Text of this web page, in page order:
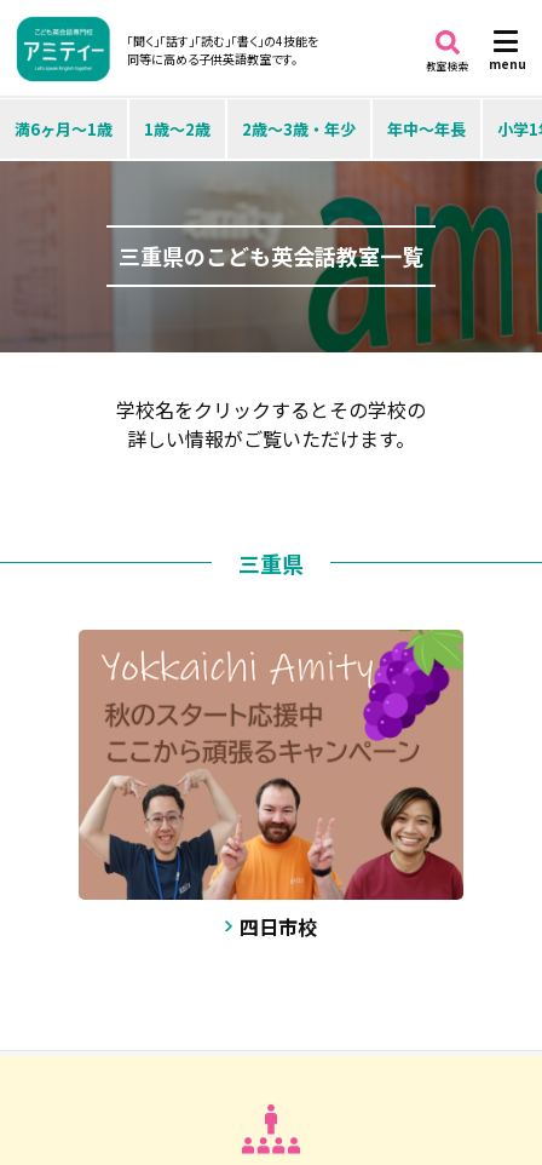
「聞く」「話す」「読む」「書く」の4技能を
同等に高める子供英語教室です。
menu
教室検索
満6ヶ月～1歳 1歳～2歳 2歳～3歳・年少 年中～年長 小学
三重県のこども英会話教室一覧
学校名をクリックするとその学校の
詳しい情報がご覧いただけます。
三重県
四日市校